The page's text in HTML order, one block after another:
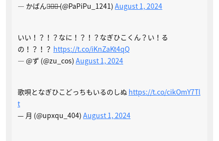
— かばんち̶ゃ̶ん̶ (@PaPiPu_1241) August 1, 2024
いい！？！？なに！？！？なぎひこくん？い！る
の！？！？ https://t.co/iKnZaKt4qQ
— @ず (@zu_cos) August 1, 2024
歌唄となぎひこどっちもいるのしぬ https://t.co/cikOmY7Tl
t
— 月 (@upxqu_404) August 1, 2024